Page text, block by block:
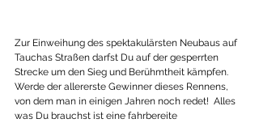
Zur Einweihung des spektakulärsten Neubaus auf
Tauchas Straßen darfst Du auf der gesperrten
Strecke um den Sieg und Berühmtheit kämpfen.
Werde der allererste Gewinner dieses Rennens,
von dem man in einigen Jahren noch redet!  Alles
was Du brauchst ist eine fahrbereite